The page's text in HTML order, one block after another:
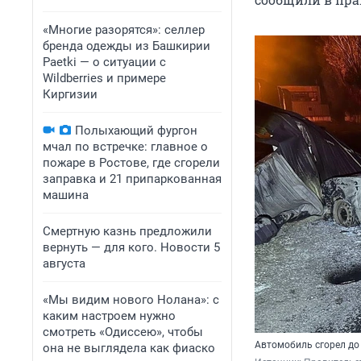
«Многие разорятся»: селлер
бренда одежды из Башкирии
Paetki — о ситуации с
Wildberries и примере
Киргизии
Полыхающий фургон
мчал по встречке: главное о
пожаре в Ростове, где сгорели
заправка и 21 припаркованная
машина
Смертную казнь предложили
вернуть — для кого. Новости 5
августа
«Мы видим нового Нолана»: с
каким настроем нужно
смотреть «Одиссею», чтобы
она не выглядела как фиаско
Автомобиль сгорел до